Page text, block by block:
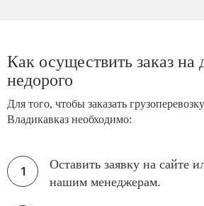
Как осуществить заказ на
недорого
Для того, чтобы заказать
Владикавказ необходимо:
Оставить заявку на сайте
нашим менеджерам.